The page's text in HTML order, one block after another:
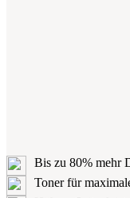
Bis zu 80% mehr
Toner für